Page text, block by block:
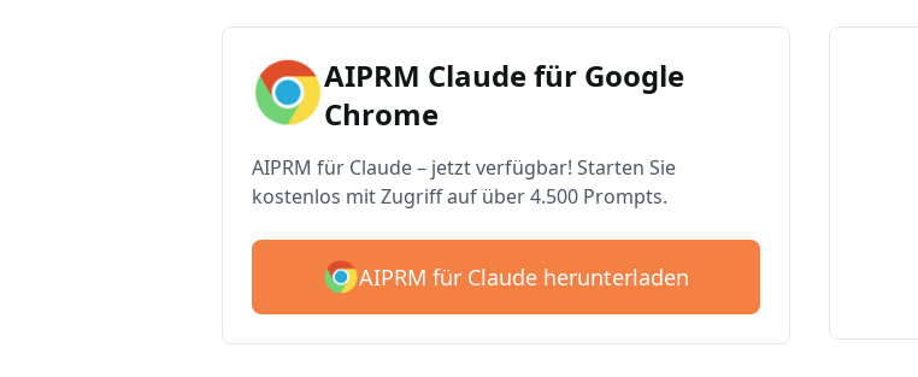
AIPRM Claude für Google
Chrome
AIPRM für Claude – jetzt verfügbar! Starten Sie
kostenlos mit Zugriff auf über 4.500 Prompts.
AIPRM für Claude herunterladen